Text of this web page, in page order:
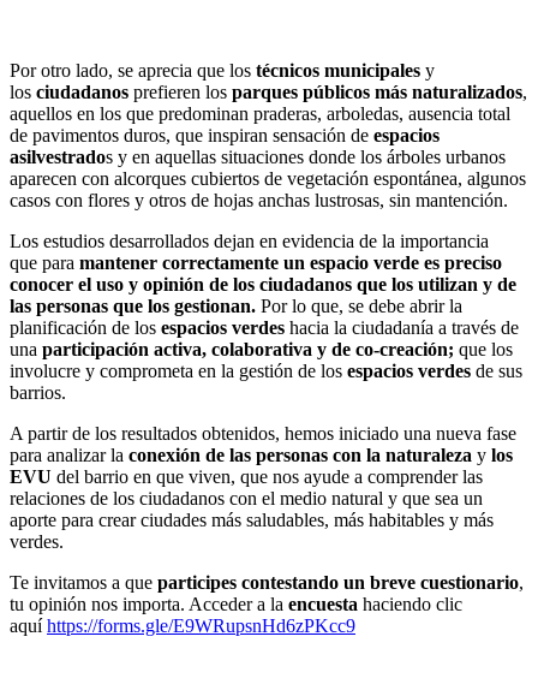
Por otro lado, se aprecia que los técnicos municipales y
los ciudadanos prefieren los parques públicos más naturalizados,
aquellos en los que predominan praderas, arboledas, ausencia total
de pavimentos duros, que inspiran sensación de espacios
asilvestrados y en aquellas situaciones donde los árboles urbanos
aparecen con alcorques cubiertos de vegetación espontánea, algunos
casos con flores y otros de hojas anchas lustrosas, sin mantención.
Los estudios desarrollados dejan en evidencia de la importancia
que para mantener correctamente un espacio verde es preciso
conocer el uso y opinión de los ciudadanos que los utilizan y de
las personas que los gestionan. Por lo que, se debe abrir la
planificación de los espacios verdes hacia la ciudadanía a través de
una participación activa, colaborativa y de co-creación; que los
involucre y comprometa en la gestión de los espacios verdes de sus
barrios.
A partir de los resultados obtenidos, hemos iniciado una nueva fase
para analizar la conexión de las personas con la naturaleza y los
EVU del barrio en que viven, que nos ayude a comprender las
relaciones de los ciudadanos con el medio natural y que sea un
aporte para crear ciudades más saludables, más habitables y más
verdes.
Te invitamos a que participes contestando un breve cuestionario,
tu opinión nos importa. Acceder a la encuesta haciendo clic
aquíhttps://forms.gle/E9WRupsnHd6zPKcc9